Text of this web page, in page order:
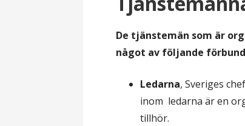
De tjänstemän som är
något av följande
Ledarna, Sveriges
inom ledarna är en
tillhör.